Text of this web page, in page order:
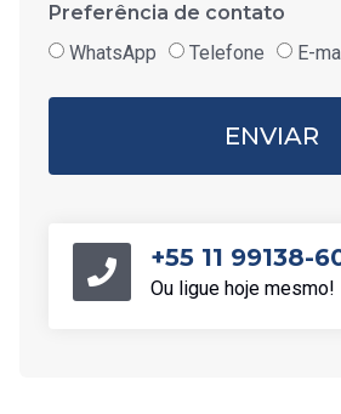
Preferência de contato
WhatsApp
Telefone E-
ENVIAR
+55 11 99138-
Ou ligue hoje mesmo!